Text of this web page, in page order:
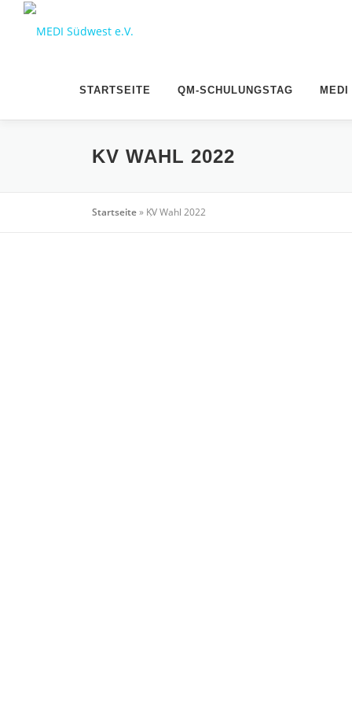
STARTSEITE QM-SCHULUNGSTAG
KV WAHL 2022
Startseite» KV Wahl 2022